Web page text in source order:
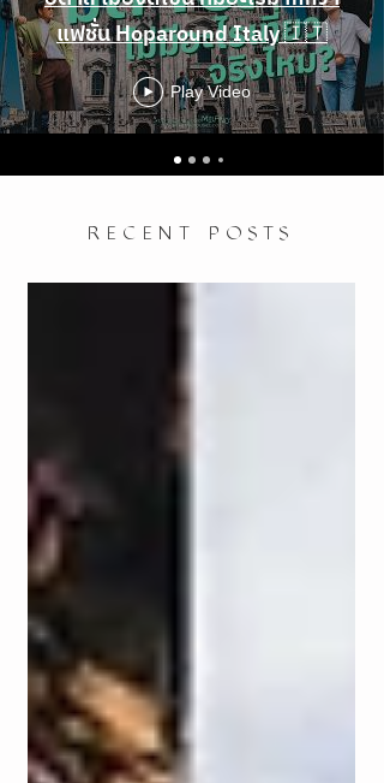
แฟชั่น Hoparound Italy 🇮🇹
Play Video
RECENT POSTS